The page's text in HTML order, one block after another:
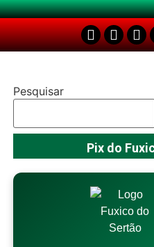
Pesquisar
Pix do